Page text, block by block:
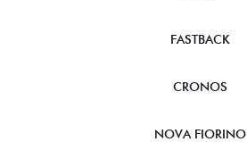
FASTBACK
CRONOS
NOVA FIORINO